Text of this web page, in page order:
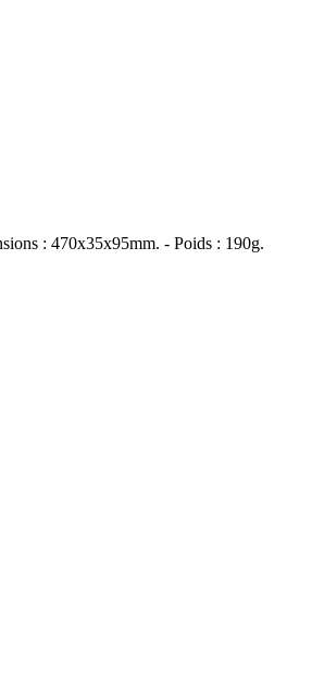
: 470x35x95mm. - Poids : 190g.